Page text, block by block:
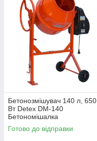
Бетонозмішувач 140 л, 650
Вт Detex DM-140
Бетономішалка
Готово до відправки